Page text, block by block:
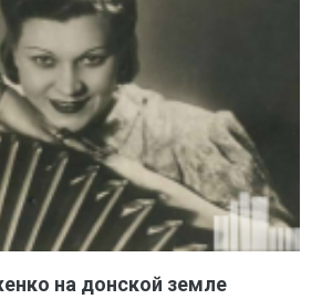
на донской земле